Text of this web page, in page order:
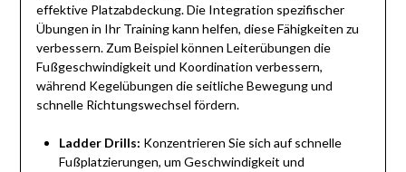
effektive Platzabdeckung. Die Integration spezifischer
Übungen in Ihr Training kann helfen, diese Fähigkeiten zu
verbessern. Zum Beispiel können Leiterübungen die
Fußgeschwindigkeit und Koordination verbessern,
während Kegelübungen die seitliche Bewegung und
schnelle Richtungswechsel fördern.
Ladder Drills: Konzentrieren Sie sich auf schnelle
Fußplatzierungen, um Geschwindigkeit und